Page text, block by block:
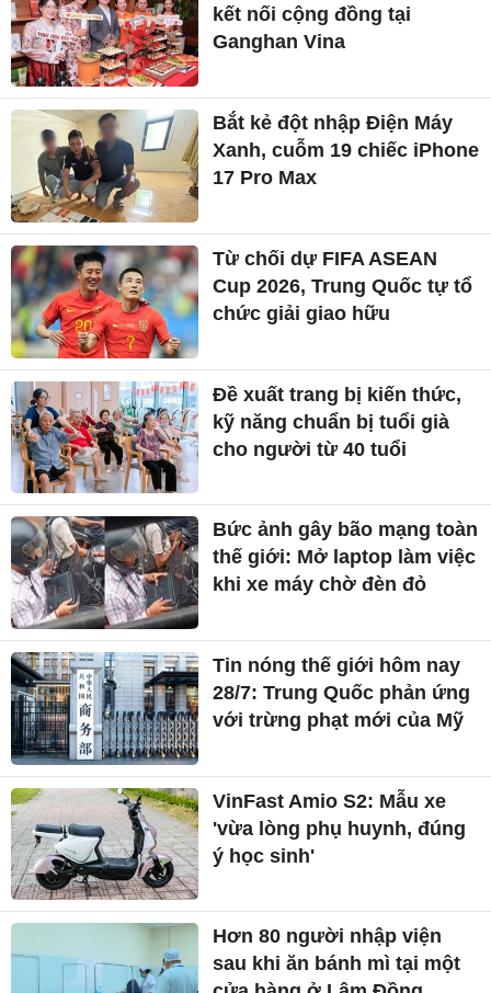
kết nối cộng đồng tại
Ganghan Vina
Bắt kẻ đột nhập Điện Máy
Xanh, cuỗm 19 chiếc iPhone
17 Pro Max
Từ chối dự FIFA ASEAN
Cup 2026, Trung Quốc tự tổ
chức giải giao hữu
Đề xuất trang bị kiến thức,
kỹ năng chuẩn bị tuổi già
cho người từ 40 tuổi
Bức ảnh gây bão mạng toàn
thế giới: Mở laptop làm việc
khi xe máy chờ đèn đỏ
Tin nóng thế giới hôm nay
28/7: Trung Quốc phản ứng
với trừng phạt mới của Mỹ
VinFast Amio S2: Mẫu xe
'vừa lòng phụ huynh, đúng
ý học sinh'
Hơn 80 người nhập viện
sau khi ăn bánh mì tại một